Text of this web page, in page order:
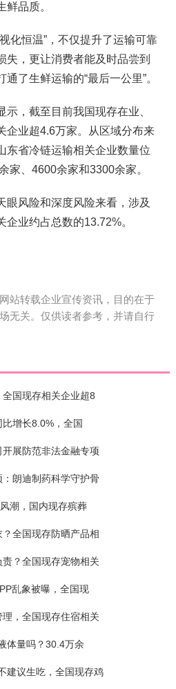
鲜品质。
化恒温”，不仅提升了运输可靠
失，更让消费者能及时品尝到
了生鲜运输的“最后一公里”。
示，截至目前我国现存在业、
企业超4.6万家。从区域分布来
东省冷链运输相关企业数量位
家、4600余家和3300余家。
眼风险和深度风险来看，涉及
业约占总数的13.72%。
站转载企业宣传资讯，目的在于
无关。仅供读者参考，并请自行
国现存相关企业超8
增长8.0%，全国
展防范非法金融专项
朗迪制药科学守护骨
潮，国内现存殡葬
全国现存防晒产品相
？全国现存宠物相关
乱象被曝，全国现
，全国现存住宿相关
体量吗？30.4万余
建议生吃，全国现存鸡